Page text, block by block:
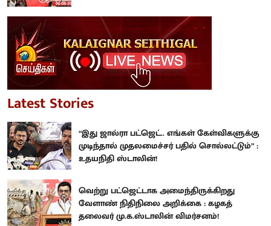
Latest Stories
“இது ஜால்ரா பட்ஜெட்.. எங்கள் கேள்விகளுக்கு
முடிந்தால் முதலமைச்சர் பதில் சொல்லட்டும்” :
உதயநிதி ஸ்டாலின்!
வெற்று பட்ஜெட்டாக அமைந்திருக்கிறது
வேளாண் நிதிநிலை அறிக்கை : கழகத்
தலைவர் மு.க.ஸ்டாலின் விமர்சனம்!